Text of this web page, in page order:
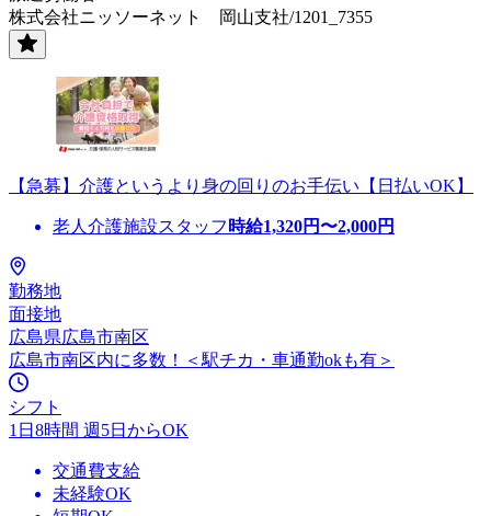
株式会社ニッソーネット 岡山支社/1201_7355
【急募】介護というより身の回りのお手伝い【日払いOK】
老人介護施設スタッフ 時給1,320円〜2,000円
勤務地
面接地
広島県広島市南区
広島市南区内に多数！＜駅チカ・車通勤okも有＞
シフト
1日8時間 週5日からOK
交通費支給
未経験OK